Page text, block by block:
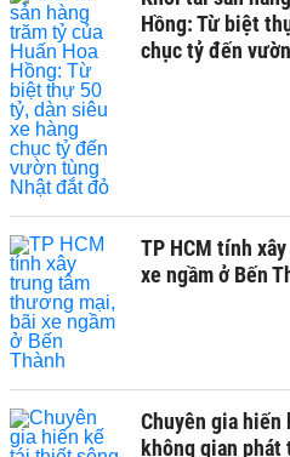
Hồng: Từ biệt
chục tỷ đến
TP HCM tính
xe ngầm ở Bến
Chuyên gia
không gian phát